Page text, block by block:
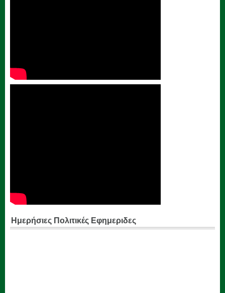
Ημερήσιες Πολιτικές Εφημεριδες